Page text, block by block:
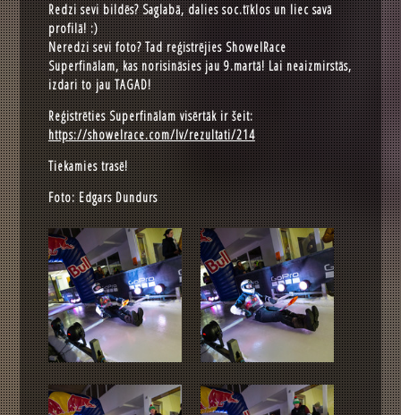
Redzi sevi bildēs? Saglabā, dalies soc.tīklos un liec savā
profilā! :)
Neredzi sevi foto? Tad reģistrējies ShowelRace
Superfinālam, kas norisināsies jau 9.martā! Lai neaizmirstās,
izdari to jau TAGAD!
Reģistrēties Superfinālam visērtāk ir šeit:
https://showelrace.com/lv/rezultati/214
Tiekamies trasē!
Foto: Edgars Dundurs